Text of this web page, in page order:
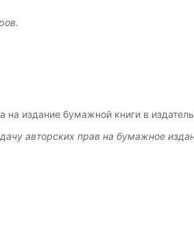
на издание бумажной книги в
авторских прав на бумажное